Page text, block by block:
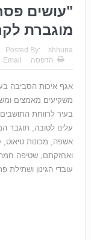
"עושים
מוגברת
Posted By: shhuna
הדפסה
Email
אגף איכות הסביבה
משקיעים מאמצים
בעיר לרווחת
עלינו לטובה, תוגבר
אשפה, מכונות טיאוט,
ואחזקתם, שטיפה
עובדי הגינון